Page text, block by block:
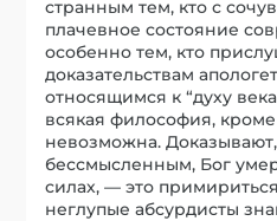
странным тем, кто с
плачевное состояние
особенно тем, кто
доказательствам
относящимся к “духу
всякая философия,
невозможна.
бессмысленным, Бог
силах, — это
неглупые абсурдисты